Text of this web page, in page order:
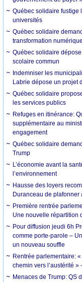
Québec solidaire fustige
universités
Québec solidaire
transformation
Québec solidaire
scolaire commun
Indemniser les
Labrie dépose un projet
Québec solidaire
les services publics
Refuges en itinérance:
supplémentaire au
engagement
Québec solidaire
Trump
L’économie avant la
l’environnement
Hausse des loyers
Duranceau de plafonner
Première rentrée
Une nouvelle répartition
Pour diffusion jeudi 6h
comme porte-parole –
un nouveau souffle
Rentrée parlementaire:
chemin vers l’austérité »
Menaces de Trump: QS